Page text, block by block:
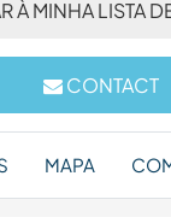
À MINHA LISTA
CONTACT
MAPA